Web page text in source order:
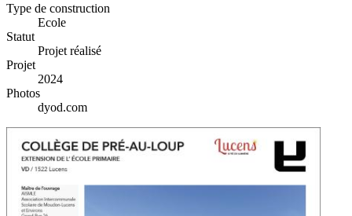
Type de construction
Ecole
Statut
Projet réalisé
Projet
2024
Photos
dyod.com